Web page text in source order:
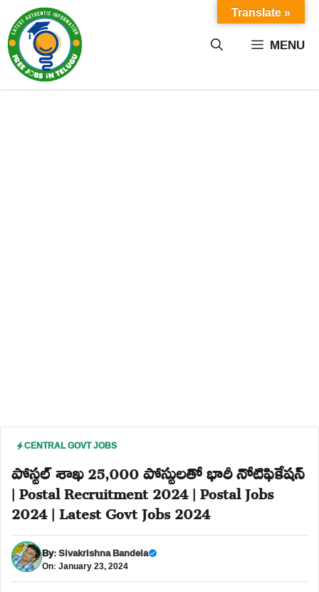
content MENU
CENTRAL GOVT JOBS
పోస్టల్ శాఖ 25,000 పోస్టులతో భారీ నోటిఫికేషన్
| Postal Recruitment 2024 | Postal Jobs
2024 | Latest Govt Jobs 2024
By:Sivakrishna Bandela
On: January 23, 2024
Translate »